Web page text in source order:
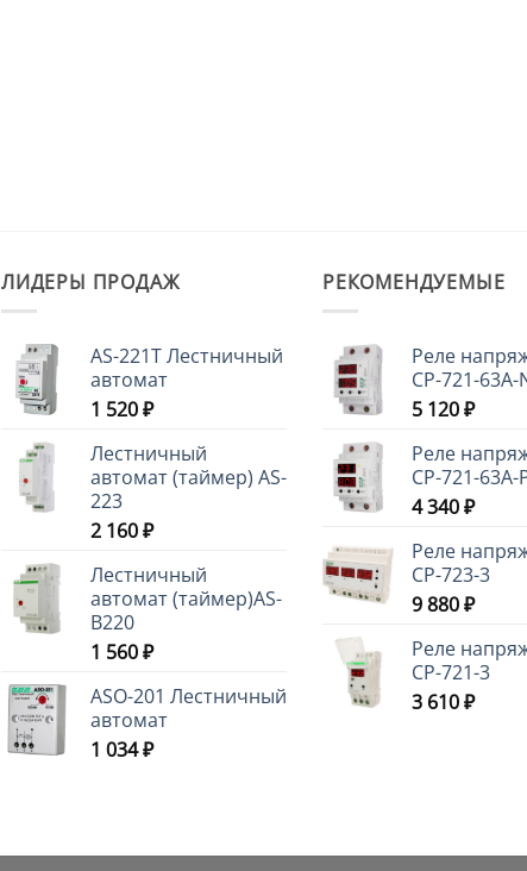
ЛИДЕРЫ ПРОДАЖ
AS-221T Лестничный
автомат
1 520₽
Лестничный
автомат (таймер) AS-
223
2 160₽
Лестничный
автомат (таймер)AS-
B220
1 560₽
ASO-201 Лестничный
автомат
1 034₽
РЕКОМЕНДУЕМЫЕ
Реле
CP-721-63A-
5 120₽
Реле
CP-721-63A-
4 340₽
Реле
CP-723-3
9 880₽
Реле
CP-721-3
3 610₽